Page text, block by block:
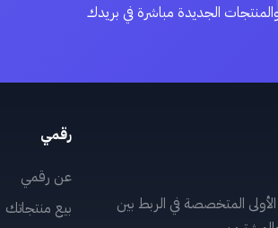
الجديدة مباشرة في بريدك
المتخصصة في الربط بين
رقمي
عن رقمي
بيع منتجاتك